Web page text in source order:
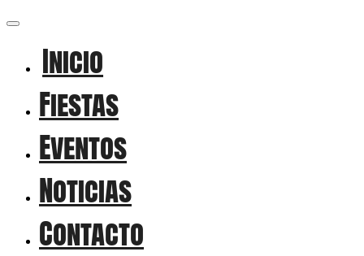
Inicio
Fiestas
Eventos
Noticias
Contacto